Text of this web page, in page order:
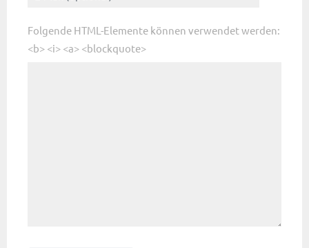
Folgende HTML-Elemente können verwendet werden:
<b> <i> <a> <blockquote>